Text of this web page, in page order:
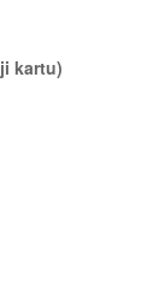
kartu)